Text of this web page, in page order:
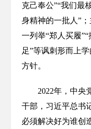
克己奉公”“我们最
身精神的一批人”
一列举“郑人买履
足”等讽刺形而上
方针。
2022年，中央
干部，习近平总书
必须解决好为谁创